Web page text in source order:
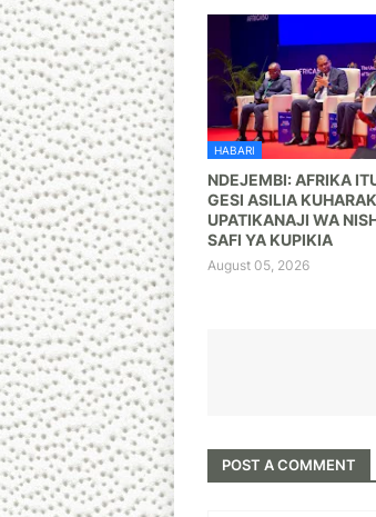
HABARI
NDEJEMBI: AFRIKA
GESI ASILIA
UPATIKANAJI WA
SAFI YA KUPIKIA
August 05, 2026
POST A COMMENT